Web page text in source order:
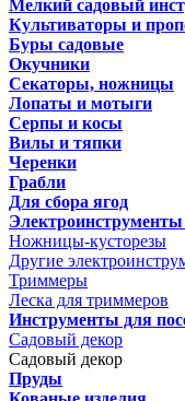
Мелкий садовый
Культиваторы и
Буры садовые
Окучники
Секаторы, ножницы
Лопаты и мотыги
Серпы и косы
Вилы и тяпки
Черенки
Грабли
Для сбора ягод
Ножницы-кусторезы
Другие
Триммеры
Леска для триммеров
Инструменты для
Садовый декор
Садовый декор
Пруды